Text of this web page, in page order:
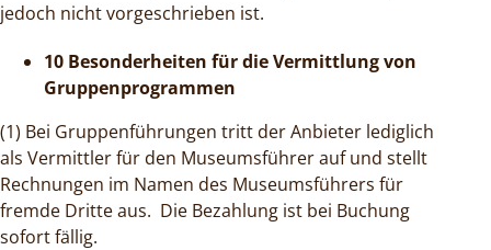
jedoch nicht vorgeschrieben ist.
10 Besonderheiten für die Vermittlung von
Gruppenprogrammen
(1) Bei Gruppenführungen tritt der Anbieter lediglich
als Vermittler für den Museumsführer auf und stellt
Rechnungen im Namen des Museumsführers für
fremde Dritte aus. Die Bezahlung ist bei Buchung
sofort fällig.